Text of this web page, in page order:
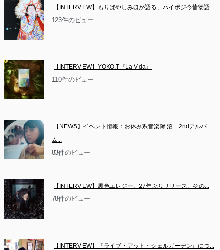
【INTERVIEW】もりばやしみほが語る、ハイポジ今昔物語
123件のビュー
【INTERVIEW】YOKO.T『La Vida』
110件のビュー
【NEWS】イベント情報：お休み系音楽隊 沼　2ndアルバ
ム...
83件のビュー
【INTERVIEW】黒色エレジー、27年ぶりリリース。その...
78件のビュー
【INTERVIEW】『ライブ・アット・シェルガーデン』につ...